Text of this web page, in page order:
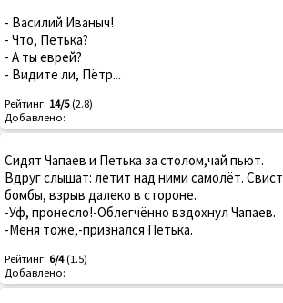
- Василий Иваныч!
- Что, Петька?
- А ты еврей?
- Видите ли, Пётр...
Рейтинг: 14/5(2.8)
Добавлено:
Сидят Чапаев и Петька за столом,чай пьют.
Вдруг слышат: летит над ними самолёт. Свист
бомбы, взрыв далеко в стороне.
-Уф, пронесло!-Облегчённо вздохнул Чапаев.
-Меня тоже,-признался Петька.
Рейтинг: 6/4(1.5)
Добавлено: